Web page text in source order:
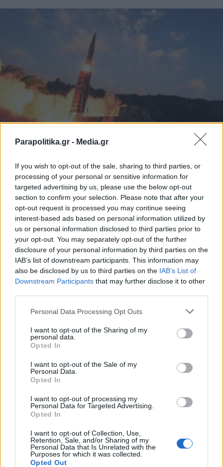
Parapolitika.gr - Media.gr
If you wish to opt-out of the sale, sharing to third parties, or
processing of your personal or sensitive information for
targeted advertising by us, please use the below opt-out
section to confirm your selection. Please note that after your
opt-out request is processed you may continue seeing
interest-based ads based on personal information utilized by
us or personal information disclosed to third parties prior to
your opt-out. You may separately opt-out of the further
disclosure of your personal information by third parties on the
IAB’s list of downstream participants. This information may
also be disclosed by us to third parties on the IAB’s List of
Downstream Participants that may further disclose it to other
Personal Data Processing Opt Outs
I want to opt-out of the Sharing of my
personal data.
Opted In
I want to opt-out of the Sale of my
Personal Data.
Opted In
I want to opt-out of processing my
Personal Data for Targeted Advertising.
Opted In
I want to opt-out of Collection, Use,
Retention, Sale, and/or Sharing of my
Personal Data that Is Unrelated with the
Purposes for which it was collected.
Opted Out
PARAPOLITIKA NEWSROOM
Ισραήλ: Ο στρατός ανακοίνωσε ότι
αναχαίτισε πύραυλο που εκτοξεύτηκε
από την Υεμένη
Εγγραφή στο newsletter
Αποδέχομαι τους
και την πολιτική απορρήτου
X